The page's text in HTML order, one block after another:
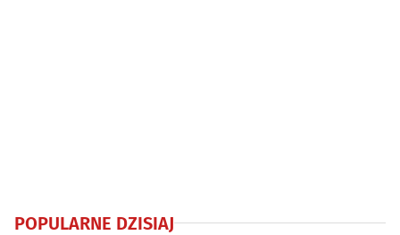
POPULARNE DZISIAJ